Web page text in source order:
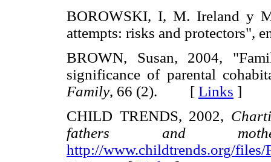
BOROWSKI, I, M. Ireland y
attempts: risks and protectors",
BROWN, Susan, 2004,
significance of parental
Family, 66 (2). [ Links ]
CHILD TRENDS, 2002,
fathers and
http://www.childtrends.org/files/